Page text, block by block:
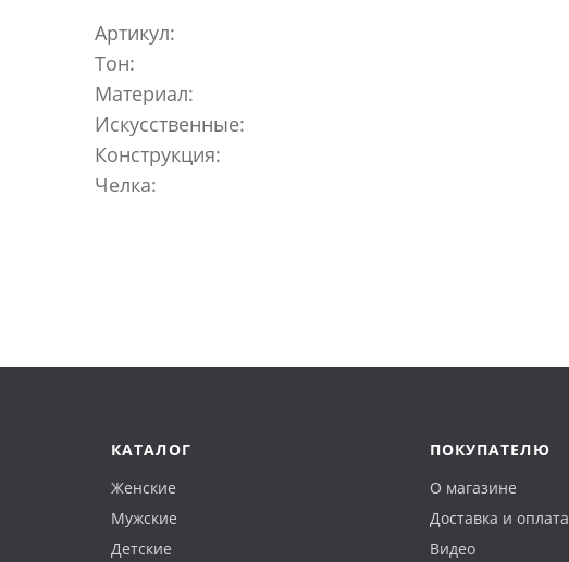
Артикул:
Тон:
Материал:
Искусственные:
Конструкция:
Челка:
КАТАЛОГ
Женские
Мужские
Детские
ПОКУПАТЕЛЮ
О магазине
Доставка и оплата
Видео